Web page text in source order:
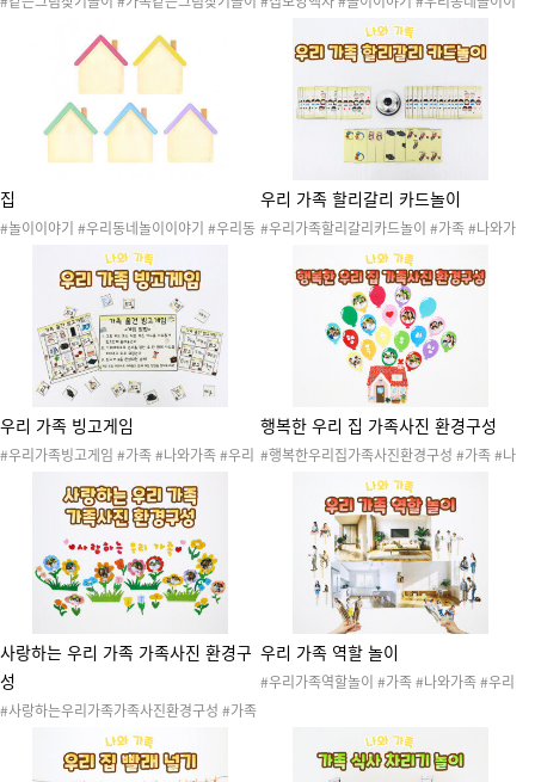
가족활동 #가족놀이 #가족도안 #메모리게임
#보드게임 #같은그림 #나와가족교구재 #가
족교구재 #가족같은그림찾기놀이 #같은그림
야기 #우리동네 #관공서 #집 #시장 #도움을
주는기관 #직업 #놀이발자국 #놀이기록지 #
사후놀이기록 #놀이안내문 #놀이소식지 #놀
이통신문 #놀이관찰 #놀이 #가정통신문 #스
티커 #꾸미기스티커 #사진 #놀이사진 #놀이
집
#놀이이야기 #우리동네놀이이야기 #우리동
네 #관공서 #집 #시장 #도움을주는기관 #직
업 #놀이발자국 #놀이기록지 #사후놀이기록
#놀이안내문 #놀이소식지 #놀이통신문 #놀
이관찰 #놀이 #가정통신문 #스티커 #꾸미기
스티커 #사진 #놀이사진 #놀이PPT #PPT
우리 가족 할리갈리 카드놀이
#우리가족할리갈리카드놀이 #가족 #나와가
족 #우리가족 #가족구성원 #할리갈리 #할리
갈리카드놀이 #할리갈리게임 #할리갈리놀이
#카드 #카드놀이 #보드게임 #게임 #20260
우리 가족 빙고게임
#우리가족빙고게임 #가족 #나와가족 #우리
이 #보드게임 #게임 #20260504가족2
행복한 우리 집 가족사진 환경구성
#행복한우리집가족사진환경구성 #가족 #나
와가족 #우리가족 #가족구성원 #가족사진 #
가족사진환경구성 #환경구성 #엄마 #아빠 #
할머니 #할아버지 #언니 #오빠 #누나 #형 #
나 #동생 #아기 #풍선 #집 #풍선환경구성 #
가족사진판 #나와가족환경구성 #2026050
3가족1 #20260503가족1환경구성
사랑하는 우리 가족 가족사진 환경구
성
#사랑하는우리가족가족사진환경구성 #가족
#나와가족 #우리가족 #가족구성원 #가족사
진 #가족사진환경구성 #환경구성 #엄마 #아
빠 #할머니 #할아버지 #언니 #오빠 #누나 #
우리 가족 역할 놀이
#우리가족역할놀이 #가족 #나와가족 #우리
버지 #언니 #오빠 #누나 #형 #나 #동생 #아
기 #집 #우리집 #집안모습 #거실 #방 #베란